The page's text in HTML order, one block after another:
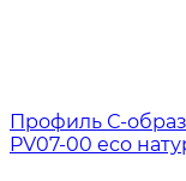
Профиль С-
PV07-00 eco